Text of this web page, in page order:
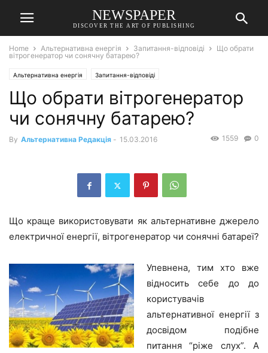
NEWSPAPER
DISCOVER THE ART OF PUBLISHING
Home Альтернативна енергія Запитання-відповіді
Що обрати
вітрогенератор чи сонячну батарею?
Альтернативна енергія Запитання-відповіді
Що обрати вітрогенератор
чи сонячну батарею?
By Альтернативна Редакція - 15.03.2016 0
1559
Що краще використовувати як альтернативне джерело
електричної енергії, вітрогенератор чи сонячні батареї?
Упевнена, тим хто вже
відносить себе до до
користувачів
альтернативної енергії з
досвідом подібне
питання “ріже слух”. А